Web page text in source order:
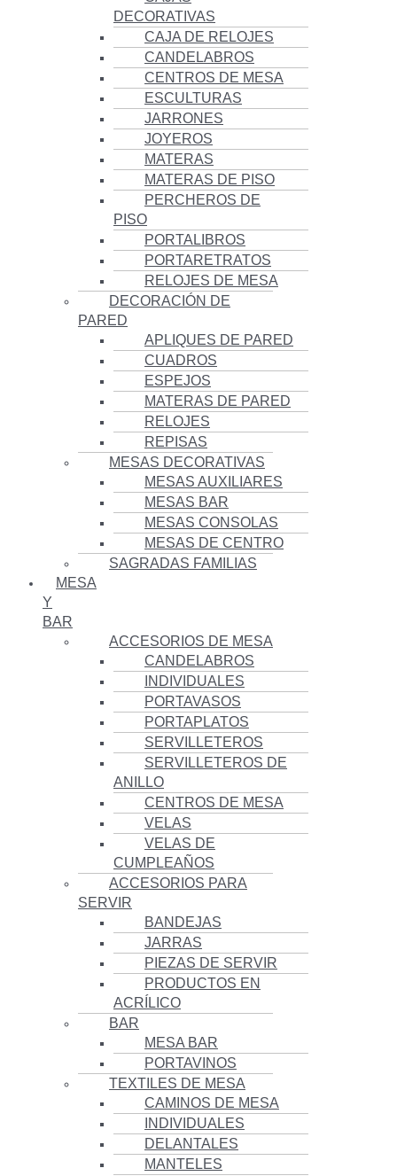
DECORATIVAS
CAJA DE RELOJES
CANDELABROS
CENTROS DE MESA
ESCULTURAS
JARRONES
JOYEROS
MATERAS
MATERAS DE PISO
PERCHEROS DE
PISO
PORTALIBROS
PORTARETRATOS
RELOJES DE MESA
DECORACIÓN DE
PARED
APLIQUES DE PARED
CUADROS
ESPEJOS
MATERAS DE PARED
RELOJES
REPISAS
MESAS DECORATIVAS
MESAS AUXILIARES
MESAS BAR
MESAS CONSOLAS
MESAS DE CENTRO
SAGRADAS FAMILIAS
MESA
Y
BAR
ACCESORIOS DE MESA
CANDELABROS
INDIVIDUALES
PORTAVASOS
PORTAPLATOS
SERVILLETEROS
SERVILLETEROS DE
ANILLO
CENTROS DE MESA
VELAS
VELAS DE
CUMPLEAÑOS
ACCESORIOS PARA
SERVIR
BANDEJAS
JARRAS
PIEZAS DE SERVIR
PRODUCTOS EN
ACRÍLICO
BAR
MESA BAR
PORTAVINOS
TEXTILES DE MESA
CAMINOS DE MESA
INDIVIDUALES
DELANTALES
MANTELES